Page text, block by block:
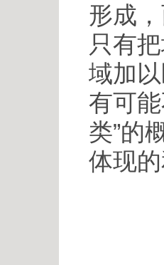
形成
只有
域加
有可
类”的
体现